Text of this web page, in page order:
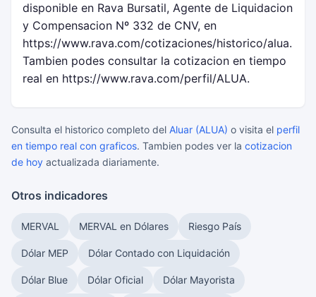
disponible en Rava Bursatil, Agente de Liquidacion
y Compensacion Nº 332 de CNV, en
https://www.rava.com/cotizaciones/historico/alua.
Tambien podes consultar la cotizacion en tiempo
real en https://www.rava.com/perfil/ALUA.
Consulta el historico completo del Aluar (ALUA) o visita el perfil
en tiempo real con graficos. Tambien podes ver la cotizacion
de hoy actualizada diariamente.
Otros indicadores
MERVAL MERVAL en Dólares Riesgo País
Dólar MEP Dólar Contado con Liquidación
Dólar Blue Dólar Oficial Dólar Mayorista